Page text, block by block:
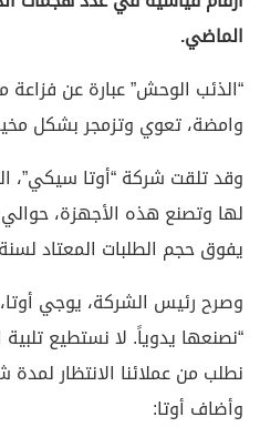
الماضي.
“الذئب الوحش” عبارة عن فزاعة
وامضة، تعوي وتزمجر بشكل
وقد تلقت شركة “أوتا سيكي”،
يفوق حجم الطلبات المعتاد
وصرح رئيس الشركة، يوجي
“نصنعها يدوياً. لا نستطيع تلبية
نطلب من عملائنا الانتظار
وأضاف أوتا: